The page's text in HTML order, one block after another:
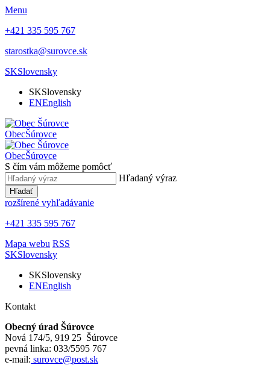
Menu
+421 335 595 767
starostka@surovce.sk
SKSlovensky
SKSlovensky
ENEnglish
ObecŠúrovce
ObecŠúrovce
S čím vám môžeme pomôcť
Hľadaný výraz
Hľadať
rozšírené vyhľadávanie
+421 335 595 767
Mapa webu RSS
SKSlovensky
SKSlovensky
ENEnglish
Kontakt
Obecný úrad Šúrovce
Nová 174/5, 919 25 Šúrovce
pevná linka: 033/5595 767
e-mail: surovce@post.sk